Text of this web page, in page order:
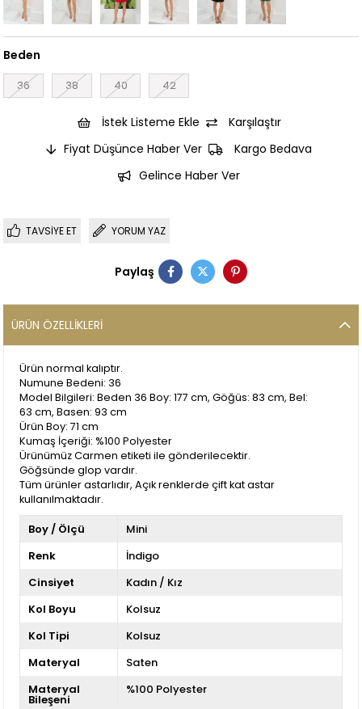
Beden
36 38 40 42
İstek Listeme Ekle
Karşılaştır
Fiyat Düşünce Haber Ver
Kargo Bedava
Gelince Haber Ver
TAVSIYE ET YORUM YAZ
Paylaş
ÜRÜN ÖZELLIKLERI
Ürün normal kalıptır.
Numune Bedeni: 36
Model Bilgileri: Beden 36 Boy: 177 cm, Göğüs: 83 cm, Bel:
63 cm, Basen: 93 cm
Ürün Boy: 71 cm
Kumaş İçeriği: %100 Polyester
Ürünümüz Carmen etiketi ile gönderilecektir.
Göğsünde glop vardır.
Tüm ürünler astarlıdır, Açık renklerde çift kat astar
kullanılmaktadır.
Boy / Ölçü
Mini
Renk
İndigo
Cinsiyet
Kadın / Kız
Kol Boyu
Kolsuz
Kol Tipi
Kolsuz
Materyal
Saten
Materyal
Bileşeni
%100 Polyester